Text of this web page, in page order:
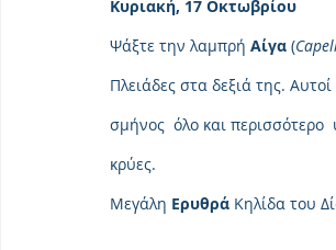
Κυριακή, 17 Οκτωβρίου
Ψάξτε την λαμπρή Αίγα (
Πλειάδες στα δεξιά της.
σμήνος  όλο και περισσότερο
κρύες.
Μεγάλη Ερυθρά Κηλίδα του